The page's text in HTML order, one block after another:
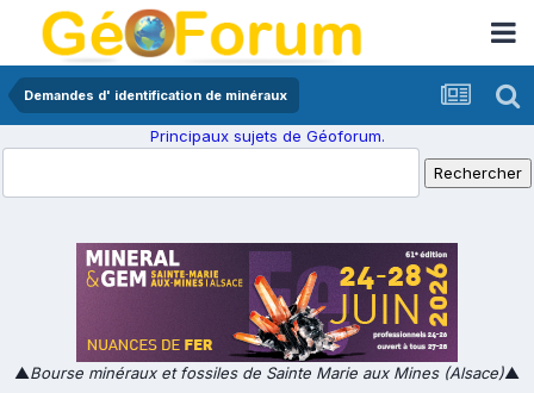
Demandes d' identification de minéraux
Principaux sujets de Géoforum.
▲Bourse minéraux et fossiles de Sainte Marie aux Mines (Alsace)▲